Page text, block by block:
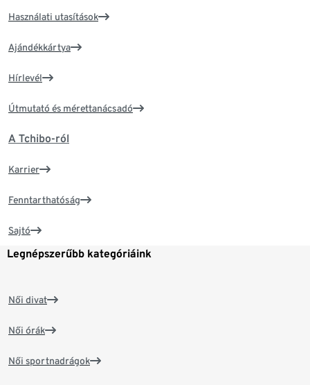
Használati utasítások
Ajándékkártya
Hírlevél
Útmutató és mérettanácsadó
A Tchibo-ról
Karrier
Fenntarthatóság
Sajtó
Legnépszerűbb kategóriáink
Női divat
Női órák
Női sportnadrágok